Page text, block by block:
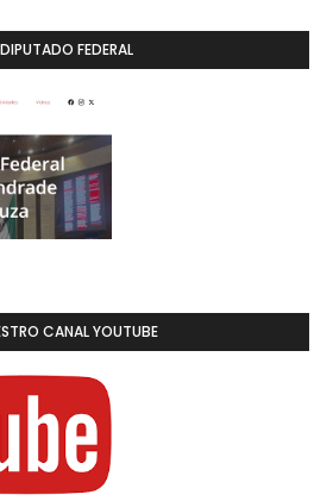
DIPUTADO FEDERAL
CANAL YOUTUBE